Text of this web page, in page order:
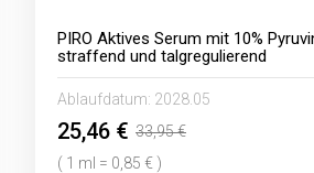
PIRO Aktives Serum mit 10%
straffend und talgregulierend
Ablaufdatum: 2028.05
25,46 € 33,95 €
( 1 ml = 0,85 € )